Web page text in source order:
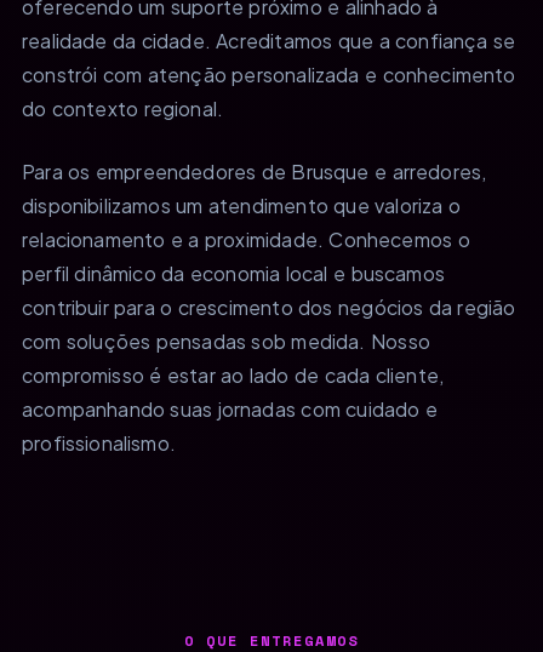
oferecendo um suporte próximo e alinhado à
realidade da cidade. Acreditamos que a confiança se
constrói com atenção personalizada e conhecimento
do contexto regional.
Para os empreendedores de Brusque e arredores,
disponibilizamos um atendimento que valoriza o
relacionamento e a proximidade. Conhecemos o
perfil dinâmico da economia local e buscamos
contribuir para o crescimento dos negócios da região
com soluções pensadas sob medida. Nosso
compromisso é estar ao lado de cada cliente,
acompanhando suas jornadas com cuidado e
profissionalismo.
O QUE ENTREGAMOS